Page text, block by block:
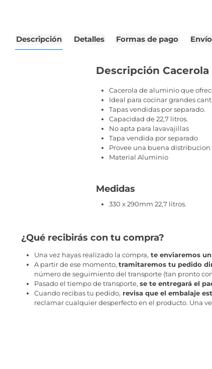
Descripción Detalles Formas de pago
Descripción
Cacerola de aluminio que
Ideal para cocinar grandes
Tapas vendidas por separado.
Capacidad de 22,7 litros.
No apta para lavavajillas
Tapa vendida por separado
Provee una buena
Material Aluminio
Medidas
330 x 290mm 22,7 litros.
¿Qué recibirás con tu compra?
Una vez hayas realizado la compra, te enviaremos
A partir de ese momento, tramitaremos tu pedido
número de seguimiento del transporte (tan pronto
Pasado el tiempo de transporte, se te entregará el
Cuando recibas tu pedido, revisa que el embalaje
reclamar cualquier desperfecto en el producto. Una